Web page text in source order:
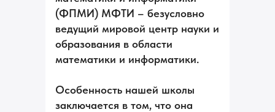
(ФПМИ) МФТИ – безусловно
ведущий мировой центр науки и
образования в области
математики и информатики.
Особенность нашей школы
заключается в том, что она